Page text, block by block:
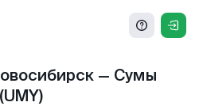
— Сумы
(UMY)